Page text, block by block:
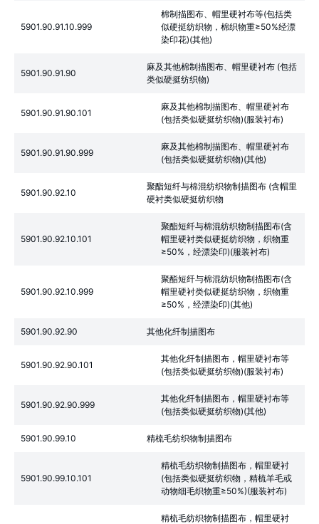
5901.90.91.10.999
棉制描图布、帽里硬衬布等(包括类
似硬挺纺织物，棉织物重≥50%经漂
染印花)(其他)
5901.90.91.90
麻及其他棉制描图布、帽里硬衬布 (包括
类似硬挺纺织物)
5901.90.91.90.101
麻及其他棉制描图布、帽里硬衬布
(包括类似硬挺纺织物)(服装衬布)
5901.90.91.90.999
麻及其他棉制描图布、帽里硬衬布
(包括类似硬挺纺织物)(其他)
5901.90.92.10
聚酯短纤与棉混纺织物制描图布 (含帽里
硬衬类似硬挺纺织物
5901.90.92.10.101
聚酯短纤与棉混纺织物制描图布(含
帽里硬衬类似硬挺纺织物，织物重
≥50%，经漂染印)(服装衬布)
5901.90.92.10.999
聚酯短纤与棉混纺织物制描图布(含
帽里硬衬类似硬挺纺织物，织物重
≥50%，经漂染印)(其他)
5901.90.92.90 其他化纤制描图布
5901.90.92.90.101
其他化纤制描图布，帽里硬衬布等
(包括类似硬挺纺织物)(服装衬布)
5901.90.92.90.999
其他化纤制描图布，帽里硬衬布等
(包括类似硬挺纺织物)(其他)
5901.90.99.10 精梳毛纺织物制描图布
5901.90.99.10.101
精梳毛纺织物制描图布，帽里硬衬
(包括类似硬挺纺织物，精梳羊毛或
动物细毛织物重≥50%)(服装衬布)
精梳毛纺织物制描图布，帽里硬衬